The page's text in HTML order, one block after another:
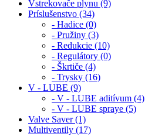
Vstrekovače plynu (9)
Príslušenstvo (34)
- Hadice (0)
- Pružiny (3)
- Redukcie (10)
- Regulátory (0)
- Škrtiče (4)
- Trysky (16)
V - LUBE (9)
- V - LUBE aditívum (4)
- V - LUBE spraye (5)
Valve Saver (1)
Multiventily (17)